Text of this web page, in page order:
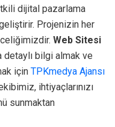
dijital pazarlama
Projenizin her
Web Sitesi
detaylı bilgi almak ve
için TPKmedya Ajansı
ihtiyaçlarınızı
sunmaktan